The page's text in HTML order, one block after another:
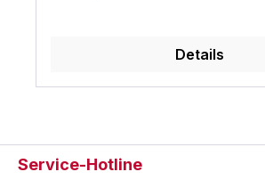
Details
Service-Hotline